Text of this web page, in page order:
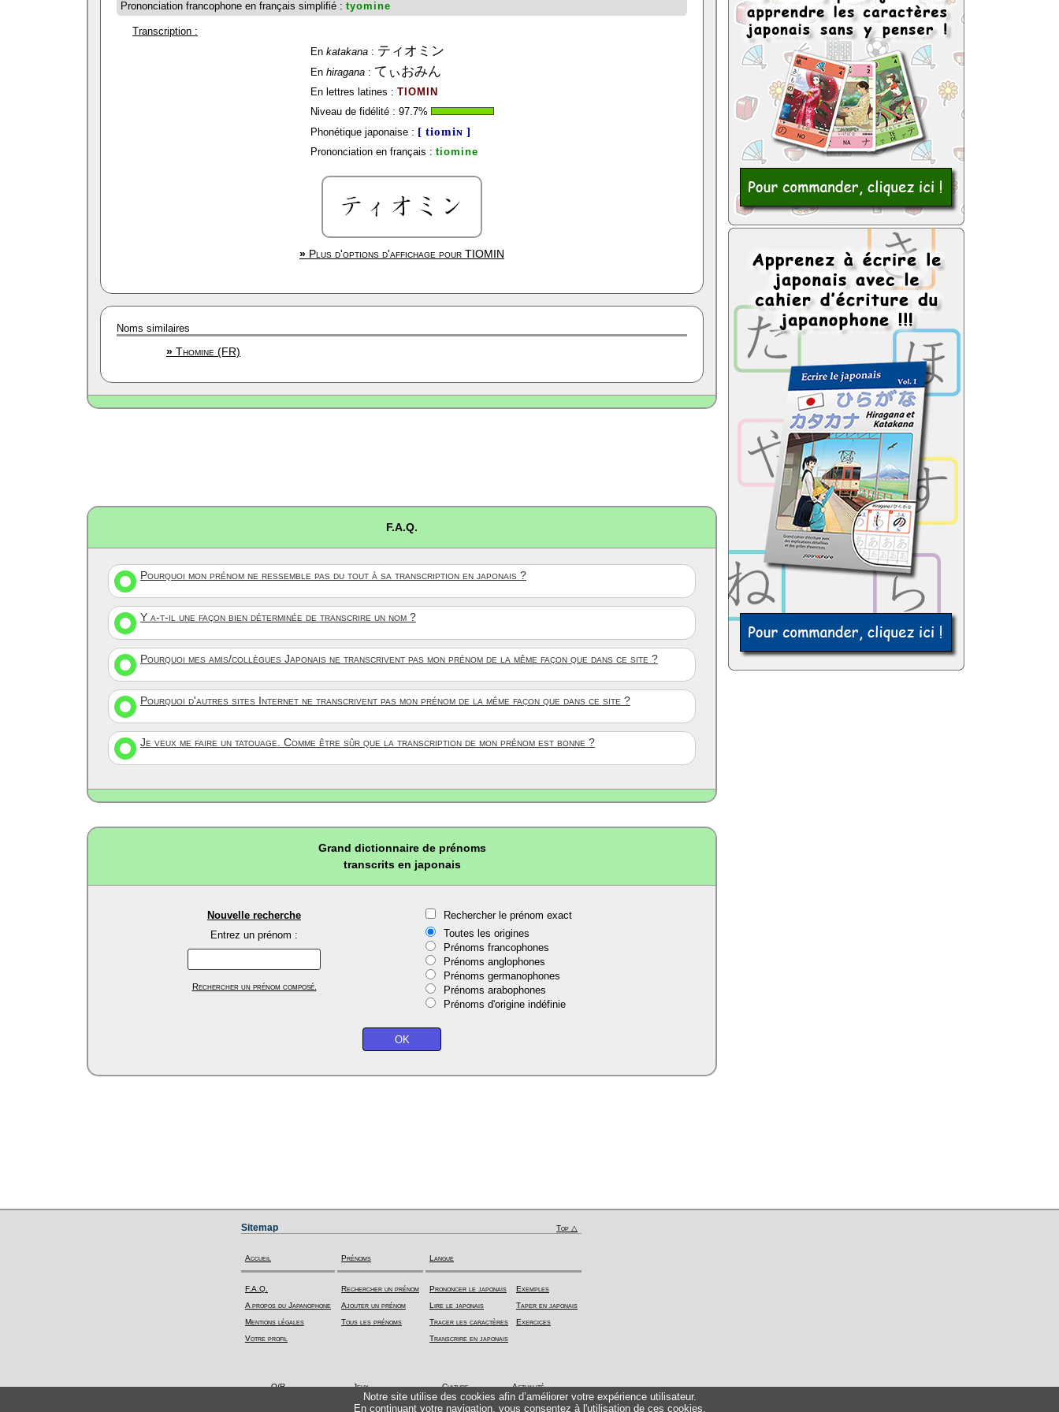
Prononciation francophone en français simplifié : tyomine
Transcription :
En katakana: ティオミン
En hiragana: てぃおみん
En lettres latines : TIOMIN
Niveau de fidélité : 97.7%
Phonétique japonaise : [ tiomiɴ ]
Prononciation en français : tiomine
» Plus d'options d'affichage pour TIOMIN
Noms similaires
» Thomine (FR)
F.A.Q.
Pourquoi mon prénom ne ressemble pas du tout à sa transcription en japonais ?
Y a-t-il une façon bien déterminée de transcrire un nom ?
Pourquoi mes amis/collègues Japonais ne transcrivent pas mon prénom de la même façon que dans ce site ?
Pourquoi d'autres sites Internet ne transcrivent pas mon prénom de la même façon que dans ce site ?
Je veux me faire un tatouage. Comme être sûr que la transcription de mon prénom est bonne ?
Grand dictionnaire de prénoms
transcrits en japonais
Nouvelle recherche
Entrez un prénom :
Rechercher un prénom composé.
Rechercher le prénom exact
Toutes les origines
Prénoms francophones
Prénoms anglophones
Prénoms germanophones
Prénoms arabophones
Prénoms d'origine indéfinie
Notre site utilise des cookies afin d’améliorer votre expérience utilisateur.
En continuant votre navigation, vous consentez à l'utilisation de ces cookies.
Sitemap Top △
Accueil
F.A.Q.
A propos du Japanophone
Mentions légales
Votre profil
Prénoms
Rechercher un prénom
Ajouter un prénom
Tous les prénoms
Langue
Prononcer le japonais
Lire le japonais
Tracer les caractères
Transcrire en japonais
Exemples
Taper en japonais
Exercices
Q/R Jeux Culture Actualité